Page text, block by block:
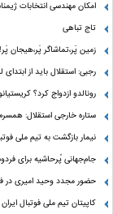
امکان مهندسی انتخابات
تاج تباهی
زمین پَر،تماشاگر پَر،هیجان پَر!
رجبی: استقلال باید از
رونالدو ازدواج کرد؟
ستاره خارجی استقلال: همسرم
نیمار بازگشت به تیم ملی
جام‌جهانی پُرحاشیه برای
حضور مجدد وحید امیری در
کاپیتان تیم ملی فوتبال